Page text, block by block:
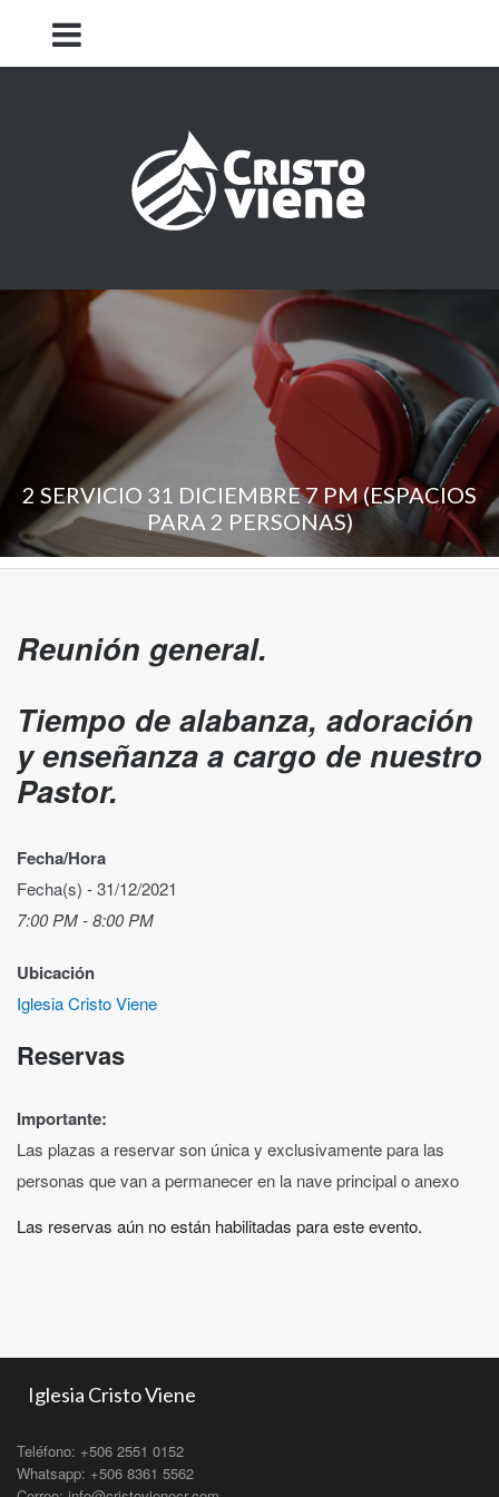
2 SERVICIO 31 DICIEMBRE 7 PM (ESPACIOS
PARA 2 PERSONAS)
Reunión general.
Tiempo de alabanza, adoración
y enseñanza a cargo de nuestro
Pastor.
Fecha/Hora
Fecha(s) - 31/12/2021
7:00 PM - 8:00 PM
Ubicación
Iglesia Cristo Viene
Reservas
Importante:
Las plazas a reservar son única y exclusivamente para las
personas que van a permanecer en la nave principal o anexo
Las reservas aún no están habilitadas para este evento.
Iglesia Cristo Viene
Teléfono: +506 2551 0152
Whatsapp: +506 8361 5562